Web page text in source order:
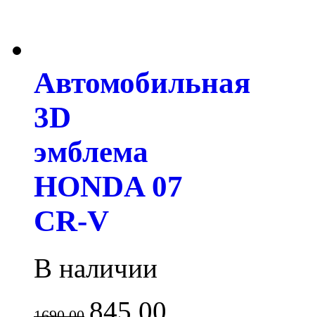
Автомобильная
3D
эмблема
HONDA 07
CR-V
В наличии
845.00